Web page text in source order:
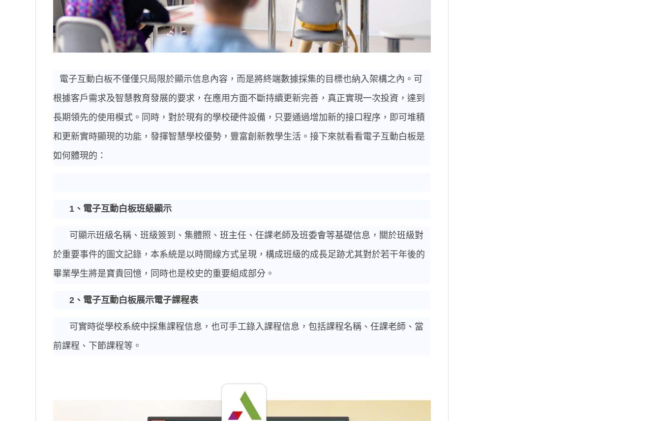
電子互動白板不僅僅只局限於顯示信息內容，而是將終端數據採集的目標也納入架構之內。可
根據客戶需求及智慧教育發展的要求，在應用方面不斷持續更新完善，真正實現一次投資，達到
長期領先的使用模式。同時，對於現有的學校硬件設備，只要通過增加新的接口程序，即可堆積
和更新實時顯現的功能，發揮智慧學校優勢，豐富創新教學生活。接下來就看看電子互動白板是
如何體現的：
1、電子互動白板班級顯示
可顯示班級名稱、班級簽到、集體照、班主任、任課老師及班委會等基礎信息，關於班級對
於重要事件的圖文記錄，本系統是以時間線方式呈現，構成班級的成長足跡尤其對於若干年後的
畢業學生將是寶貴回憶，同時也是校史的重要組成部分。
2、電子互動白板展示電子課程表
可實時從學校系統中採集課程信息，也可手工錄入課程信息，包括課程名稱、任課老師、當
前課程、下節課程等。